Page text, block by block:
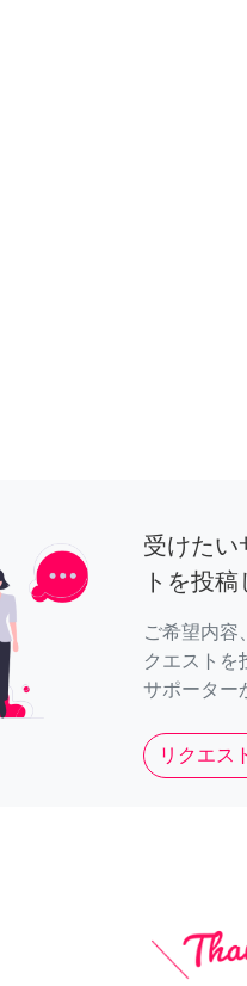
受けたい
トを投稿
ご希望内容
クエストを
サポーター
リクエス